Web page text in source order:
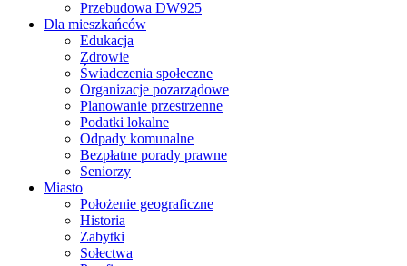
Przebudowa DW925
Dla mieszkańców
Edukacja
Zdrowie
Świadczenia społeczne
Organizacje pozarządowe
Planowanie przestrzenne
Podatki lokalne
Odpady komunalne
Bezpłatne porady prawne
Seniorzy
Miasto
Położenie geograficzne
Historia
Zabytki
Sołectwa